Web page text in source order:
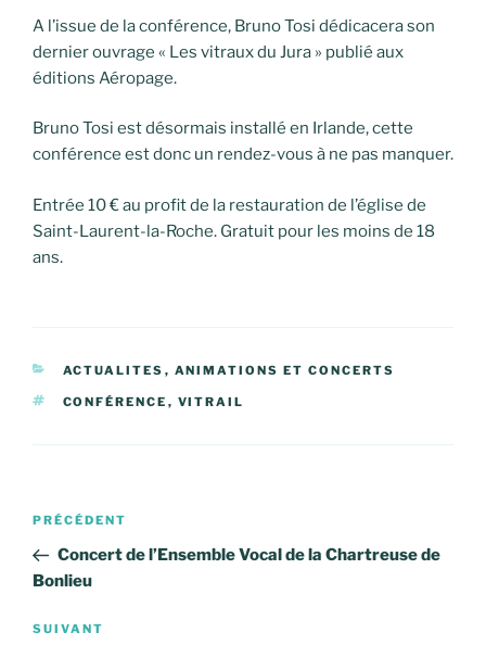
A l’issue de la conférence, Bruno Tosi dédicacera son
dernier ouvrage « Les vitraux du Jura » publié aux
éditions Aéropage.
Bruno Tosi est désormais installé en Irlande, cette
conférence est donc un rendez-vous à ne pas manquer.
Entrée 10 € au profit de la restauration de l’église de
Saint-Laurent-la-Roche. Gratuit pour les moins de 18
ans.
CATÉGORIES
ACTUALITES , ANIMATIONS ET CONCERTS
ÉTIQUETTES
CONFÉRENCE , VITRAIL
Navigation
l’article
Article
précédent
PRÉCÉDENT
Concert de l’Ensemble Vocal de la Chartreuse de
Bonlieu
Article
SUIVANT